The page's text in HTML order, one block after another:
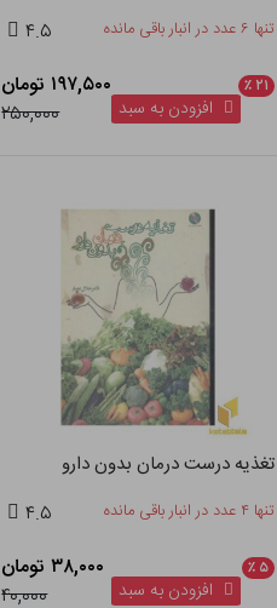
تنها ۶ عدد در انبار باقی مانده ۴.۵
۲۱ ٪
۱۹۷,۵۰۰ تومان
۲۵۰,۰۰۰
افزودن به سبد
تغذیه درست درمان بدون دارو
تنها ۴ عدد در انبار باقی مانده ۴.۵
۵ ٪
۳۸,۰۰۰ تومان
۴۰,۰۰۰
افزودن به سبد